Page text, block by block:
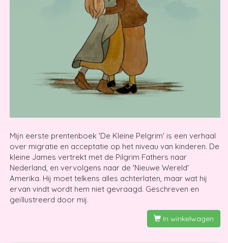
Mijn eerste prentenboek 'De Kleine Pelgrim' is een verhaal
over migratie en acceptatie op het niveau van kinderen. De
kleine James vertrekt met de Pilgrim Fathers naar
Nederland, en vervolgens naar de 'Nieuwe Wereld'
Amerika. Hij moet telkens alles achterlaten, maar wat hij
ervan vindt wordt hem niet gevraagd. Geschreven en
geïllustreerd door mij.
In winkelwagen